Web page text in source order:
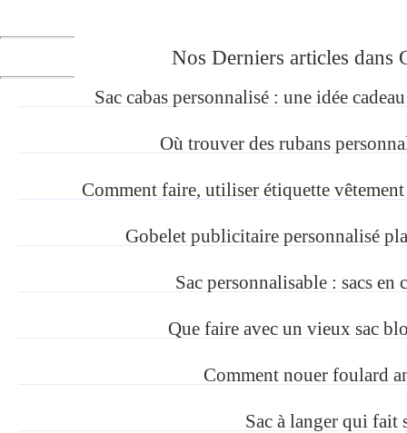
Nos Derniers articles dans
Sac cabas personnalisé : une idée
Où trouver des rubans
Comment faire, utiliser étiquette
Gobelet publicitaire personnalisé
Sac personnalisable : sacs en
Que faire avec un vieux sac
Comment nouer foulard
Sac à langer qui fait